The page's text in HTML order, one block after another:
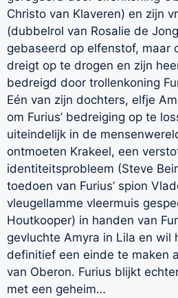
Christo van Klaveren) en zijn
(dubbelrol van Rosalie de
gebaseerd op elfenstof, maar
dreigt op te drogen en zijn
bedreigd door trollenkoning
Eén van zijn dochters, elfje
om Furius’ bedreiging op te
uiteindelijk in de
ontmoeten Krakeel, een
identiteitsprobleem (Steve
toedoen van Furius’ spion
vleugellamme vleermuis
Houtkooper) in handen van
gevluchte Amyra in Lila en wil
definitief een einde te maken
van Oberon. Furius blijkt
met een geheim…